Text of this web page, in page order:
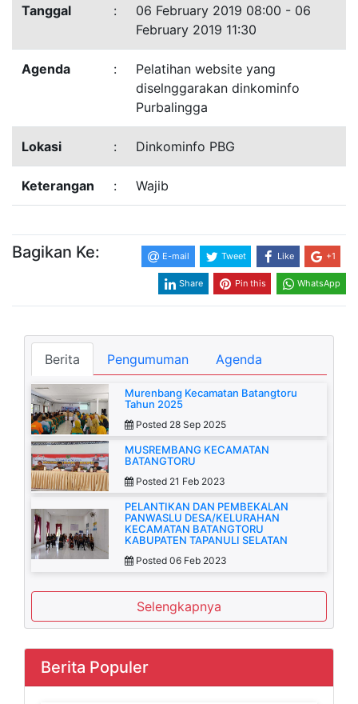
Tanggal :
06 February 2019 08:00 - 06
February 2019 11:30
Agenda :
Pelatihan website yang
diselnggarakan dinkominfo
Purbalingga
Lokasi : Dinkominfo PBG
Keterangan : Wajib
Bagikan Ke: E-mail Tweet Like +1
Share Pin this WhatsApp
Berita Pengumuman Agenda
Murenbang Kecamatan Batangtoru
Tahun 2025
Posted 28 Sep 2025
MUSREMBANG KECAMATAN
BATANGTORU
Posted 21 Feb 2023
PELANTIKAN DAN PEMBEKALAN
PANWASLU DESA/KELURAHAN
KECAMATAN BATANGTORU
KABUPATEN TAPANULI SELATAN
Posted 06 Feb 2023
Selengkapnya
Berita Populer